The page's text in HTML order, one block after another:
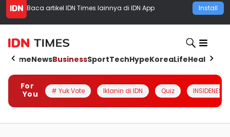
Baca artikel IDN Times lainnya di IDN App Install
HomeNewsBusinessSportTechHypeKoreaLifeHealth
For
You
# Yuk Vote Iklanin di IDN Quiz INSIDENESIA